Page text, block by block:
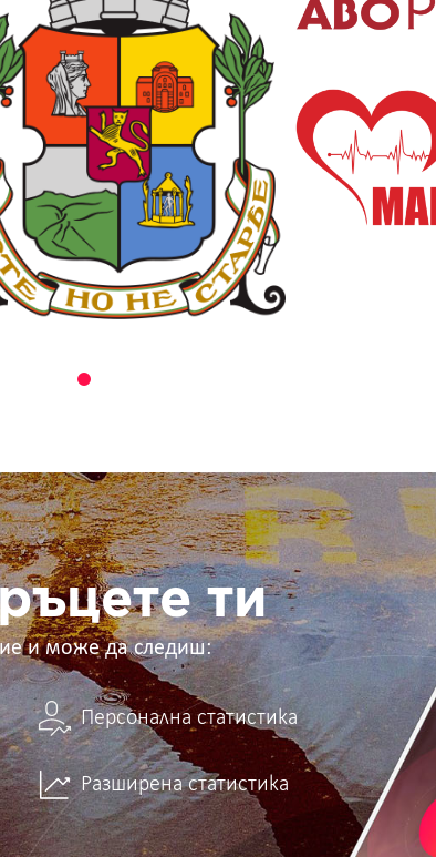
ти
и може да следиш:
Персонална статистика
Разширена статистика